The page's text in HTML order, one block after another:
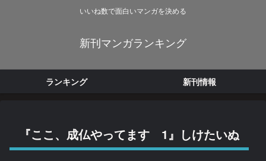
いいね数で面白いマンガを決める
新刊マンガランキング
ランキング 新刊情報
『ここ、成仏やってます 1』しけたいぬ